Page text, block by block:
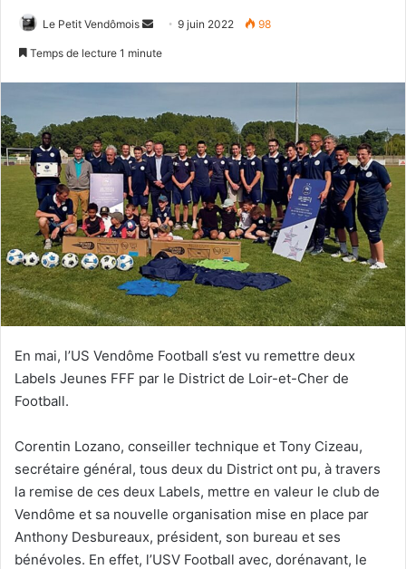
Le Petit Vendômois
y
e
r
u
n
c
o
u
r
r
i
e
l
9 juin 2022 98
Temps de lecture 1 minute
En mai, l’US Vendôme Football s’est vu remettre deux
Labels Jeunes FFF par le District de Loir-et-Cher de
Football.
Corentin Lozano, conseiller technique et Tony Cizeau,
secrétaire général, tous deux du District ont pu, à travers
la remise de ces deux Labels, mettre en valeur le club de
Vendôme et sa nouvelle organisation mise en place par
Anthony Desbureaux, président, son bureau et ses
bénévoles. En effet, l’USV Football avec, dorénavant, le